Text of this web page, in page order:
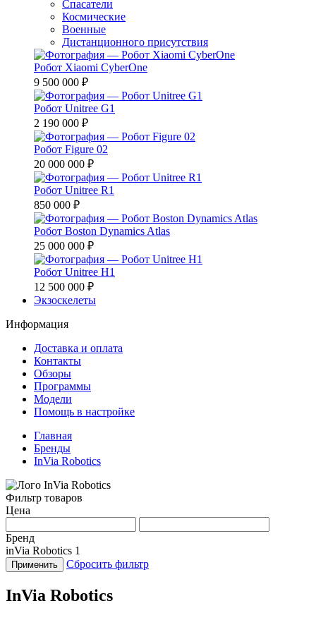
Спасатели
Космические
Военные
Дистанционного присутствия
Робот Xiaomi CyberOne
9 500 000 ₽
Робот Unitree G1
2 190 000 ₽
Робот Figure 02
20 000 000 ₽
Робот Unitree R1
850 000 ₽
Робот Boston Dynamics Atlas
25 000 000 ₽
Робот Unitree H1
12 500 000 ₽
Экзоскелеты
Информация
Доставка и оплата
Контакты
Обзоры
Программы
Модели
Помощь в настройке
Главная
Бренды
InVia Robotics
Фильтр товаров
Цена
Бренд
inVia Robotics 1
Применить Сбросить фильтр
InVia Robotics